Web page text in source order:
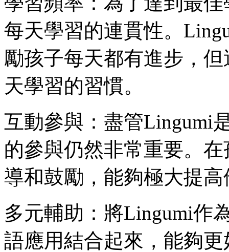
每天學習的連貫性。
勵孩子每天都有進步，
天學習的習慣。
互動參與：盡管Lingumi
的參與仍然非常重要。
導和鼓勵，能夠極大提
多元輔助：將Lingumi作
語應用結合起來，能夠